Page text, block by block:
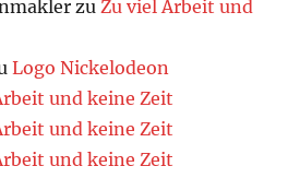
zuZu viel Arbeit und
Logo Nickelodeon
und keine Zeit
und keine Zeit
und keine Zeit